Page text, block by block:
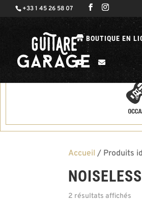
+33 1 45 26 58 07
BOUTIQUE EN
Accueil / Produits
NOISELESS
2 résultats affichés